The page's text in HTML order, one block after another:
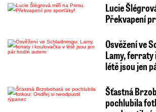
Lucie
Překvapení
Osvěžení ve
Lamy, ferraty
létě jsou jen
Šťastná
pochlubila